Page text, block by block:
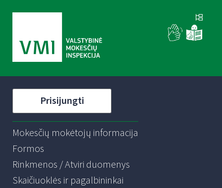
Prisijungti
Mokesčių mokėtojų informacija
Formos
Rinkmenos / Atviri duomenys
Skaičiuoklės ir pagalbininkai